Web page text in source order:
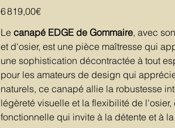
Prix
6 819,00€
Le canapé EDGE de Gommaire, avec
et d'osier, est une pièce maîtresse qui
une sophistication décontractée à tout
pour les amateurs de design qui
naturels, ce canapé allie la robustesse
légèreté visuelle et la flexibilité de
fonctionnelle qui invite à la détente et à